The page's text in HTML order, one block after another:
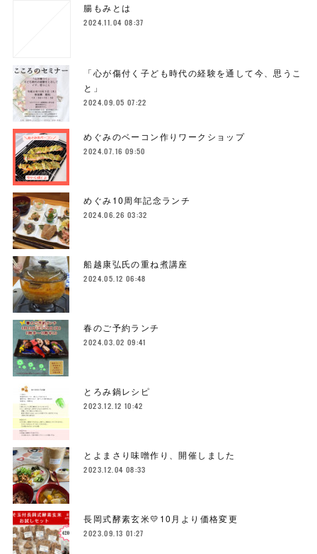
腸もみとは
2024.11.04 08:37
「心が傷付く子ども時代の経験を通して今、思うこ
と」
2024.09.05 07:22
めぐみのベーコン作りワークショップ
2024.07.16 09:50
めぐみ10周年記念ランチ
2024.06.26 03:32
船越康弘氏の重ね煮講座
2024.05.12 06:48
春のご予約ランチ
2024.03.02 09:41
とろみ鍋レシピ
2023.12.12 10:42
とよまさり味噌作り、開催しました
2023.12.04 08:33
長岡式酵素玄米💛10月より価格変更
2023.09.13 01:27